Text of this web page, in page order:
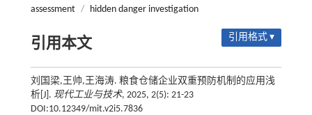
assessment / hidden danger investigation
引用本文 引用格式 ▾
刘国梁,王帅,王海涛. 粮食仓储企业双重预防机制的应用浅
析[J]. 现代工业与技术, 2025, 2(5): 21-23
DOI:10.12349/mit.v2i5.7836